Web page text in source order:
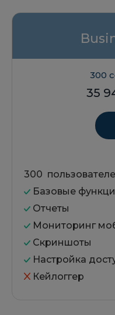
300
35
300
Базовые
Отчеты
Мониторинг
Скриншоты
Настройка
Кейлоггер